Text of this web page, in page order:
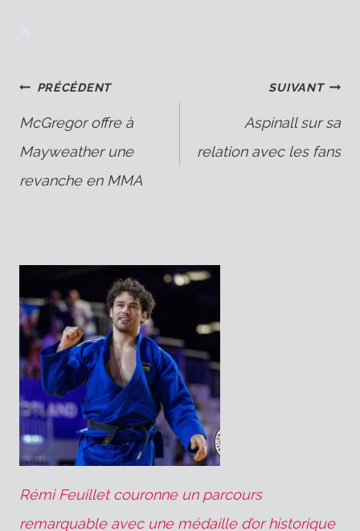
Navigation
de
l’article
PRÉCÉDENT
McGregor offre à
Mayweather une
revanche en MMA
SUIVANT
Aspinall sur sa
relation avec les fans
Rémi Feuillet couronne un parcours
remarquable avec une médaille d’or historique